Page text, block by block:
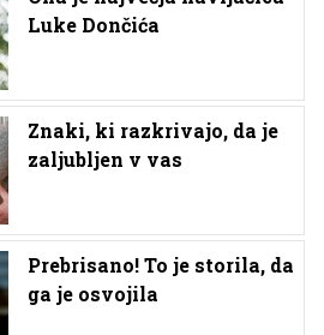
Luke Dončića
Znaki, ki razkrivajo, da je
zaljubljen v vas
Prebrisano! To je storila, da
ga je osvojila